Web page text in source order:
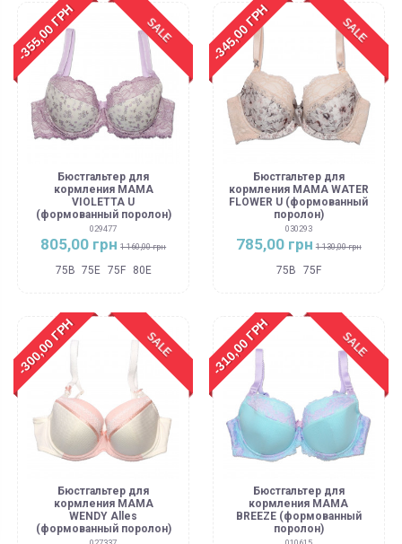
SALE
-355,00 ГРН
Бюстгальтер для
кормления MAMA
VIOLETTA U
(формованный поролон)
029477
805,00 грн 1 160,00 грн
75B 75E 75F 80E
SALE
-345,00 ГРН
Бюстгальтер для
кормления MAMA WATER
FLOWER U (формованный
поролон)
030293
785,00 грн 1 130,00 грн
75B 75F
SALE
-300,00 ГРН
Бюстгальтер для
кормления MAMA
WENDY Alles
(формованный поролон)
SALE
-310,00 ГРН
Бюстгальтер для
кормления МАМА
BREEZE (формованный
поролон)